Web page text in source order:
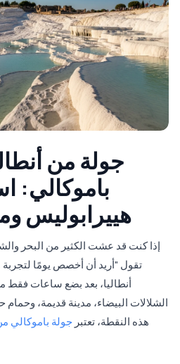
جولة من
باموكالي:
هييرابوليس
إذا كنت قد عشت الكثير من البحر
تقول "أريد أن أخصص يومًا
أنطاليا، بعد بضع ساعات فقط
الشلالات البيضاء، مدينة قديمة،
هذه النقطة، تعتبر جولة باموكالي